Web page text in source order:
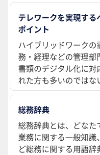
テレワークを実現す
ポイント
ハイブリッドワーク
務・経理などの管理
書類のデジタル化に
れた方も多いのではな
総務辞典
総務辞典とは、どな
業務に関する一般知
ど総務に関する用語辞